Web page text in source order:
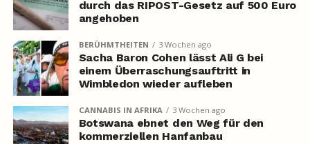
durch das RIPOST-Gesetz auf 500 Euro
angehoben
BERÜHMTHEITEN 3 Wochen ago
Sacha Baron Cohen lässt Ali G bei
einem Überraschungsauftritt in
Wimbledon wieder aufleben
CANNABIS IN AFRIKA 3 Wochen ago
Botswana ebnet den Weg für den
kommerziellen Hanfanbau